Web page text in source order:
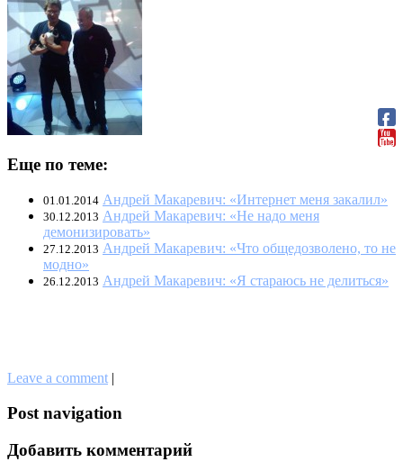
Еще по теме:
01.01.2014 Андрей Макаревич: «Интернет меня закалил»
30.12.2013 Андрей Макаревич: «Не надо меня
демонизировать»
27.12.2013 Андрей Макаревич: «Что общедозволено, то не
модно»
26.12.2013 Андрей Макаревич: «Я стараюсь не делиться»
Leave a comment |
Post navigation
Добавить комментарий